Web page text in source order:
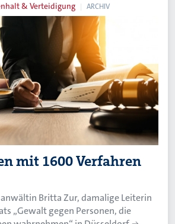
& Verteidigung ARCHIV
mit 1600 Verfahren
Britta Zur, damalige Leiterin
„Gewalt gegen Personen, die